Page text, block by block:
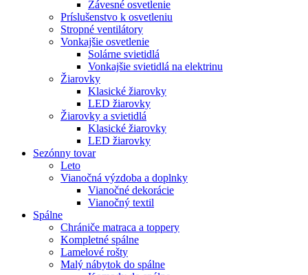
Závesné osvetlenie
Príslušenstvo k osvetleniu
Stropné ventilátory
Vonkajšie osvetlenie
Solárne svietidlá
Vonkajšie svietidlá na elektrinu
Žiarovky
Klasické žiarovky
LED žiarovky
Žiarovky a svietidlá
Klasické žiarovky
LED žiarovky
Sezónny tovar
Leto
Vianočná výzdoba a doplnky
Vianočné dekorácie
Vianočný textil
Spálne
Chrániče matraca a toppery
Kompletné spálne
Lamelové rošty
Malý nábytok do spálne